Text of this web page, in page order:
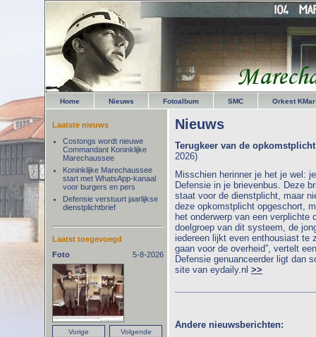
Home Nieuws Fotoalbum SMC Orkest KMar
Nieuws
Terugkeer van de
2026)
Misschien herinner je het je wel:
Defensie in je brievenbus. Deze
staat voor de dienstplicht, maar
deze opkomstplicht opgeschort,
het onderwerp van een
doelgroep van dit systeem, de
iedereen lijkt even enthousiast te
gaan voor de overheid”, vertelt
Defensie genuanceerder ligt dan
site van eydaily.nl >>
Andere nieuwsberichten:
Laatste nieuws
Costongs wordt nieuwe
Commandant Koninklijke
Marechaussee
Koninklijke Marechaussee
start met WhatsApp-kanaal
voor burgers en pers
Defensie verstuurt jaarlijkse
dienstplichtbrief
Laatst toegevoegd
Foto
5-8-2026